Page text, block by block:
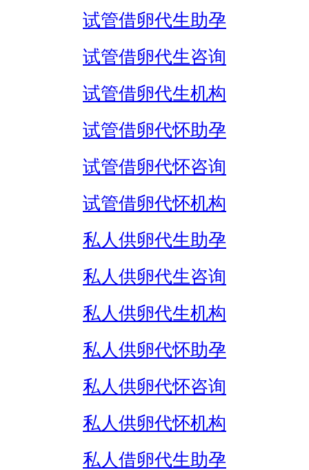
试管借卵代生助孕
试管借卵代生咨询
试管借卵代生机构
试管借卵代怀助孕
试管借卵代怀咨询
试管借卵代怀机构
私人供卵代生助孕
私人供卵代生咨询
私人供卵代生机构
私人供卵代怀助孕
私人供卵代怀咨询
私人供卵代怀机构
私人借卵代生助孕